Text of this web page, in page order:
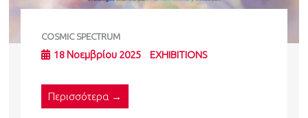
COSMIC SPECTRUM
18 Νοεμβρίου 2025 EXHIBITIONS
Περισσότερα →